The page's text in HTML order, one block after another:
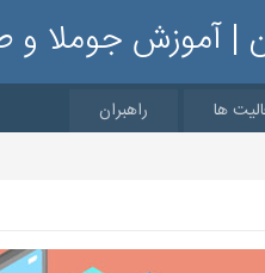
| آموزش جوملا
ها راهبران